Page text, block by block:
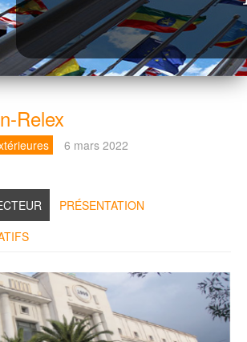
Relex
6 mars 2022
PRÉSENTATION